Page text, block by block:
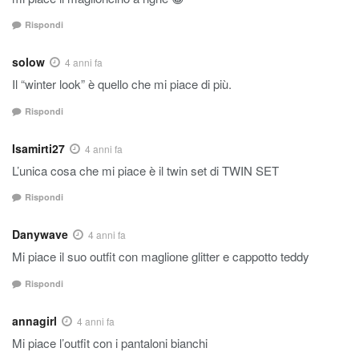
Rispondi
solow 4 anni fa
Il “winter look” è quello che mi piace di più.
Rispondi
Isamirti27 4 anni fa
L’unica cosa che mi piace è il twin set di TWIN SET
Rispondi
Danywave 4 anni fa
Mi piace il suo outfit con maglione glitter e cappotto teddy
Rispondi
annagirl 4 anni fa
Mi piace l’outfit con i pantaloni bianchi